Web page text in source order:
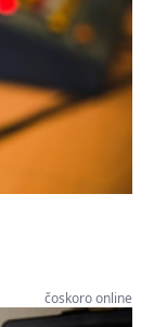
čoskoro online